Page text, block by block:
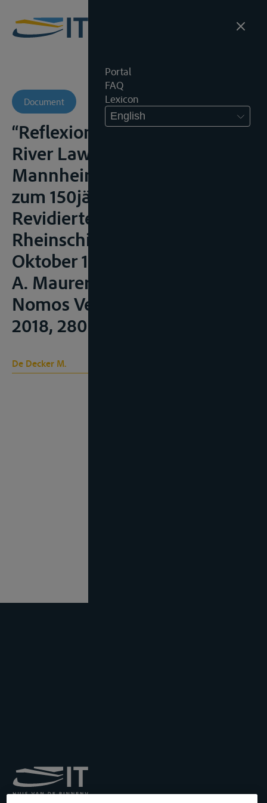
Portal
FAQ
Lexicon
English
Document
“Reflexions on International
River Law” in 150 Jahre
Mannheimer Akte. Festschrift
zum 150jährigen Bestehen der
Revidierten
Rheinschifffahrtsakte vom 17.
Oktober 1868, H. Kumper en
A. Maurer (ed.), Baden-Baden,
Nomos Verlaggesellschaft,
2018, 280-306
De Decker M.